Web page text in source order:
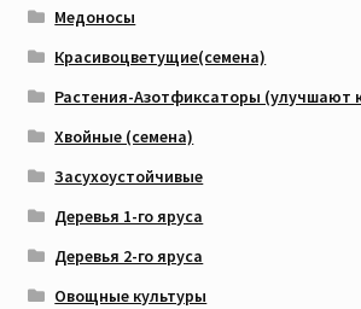
Медоносы
Красивоцветущие(семена)
Растения-Азотфиксаторы (улучшают
Хвойные (семена)
Засухоустойчивые
Деревья 1-го яруса
Деревья 2-го яруса
Овощные культуры